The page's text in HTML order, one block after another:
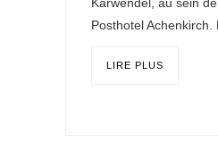
Karwendel, au sein
Posthotel
LIRE PLUS